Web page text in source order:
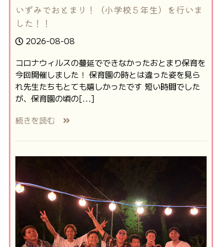
いずみでおとまり！（小学校５年生）を行いま
した！！
2026-08-08
コロナウィルスの蔓延でできなかったおとまり保育を
今回開催しました！ 保育園の時とは違った姿を見ら
れ先生たちもとても嬉しかったです 短い時間でした
が、保育園の頃の[...]
続きを読む